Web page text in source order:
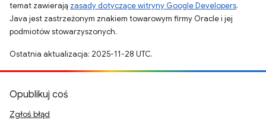
temat zawierają zasady dotyczące witryny Google Developers.
Java jest zastrzeżonym znakiem towarowym firmy Oracle i jej
podmiotów stowarzyszonych.
Ostatnia aktualizacja: 2025-11-28 UTC.
Opublikuj coś
Zgłoś błąd